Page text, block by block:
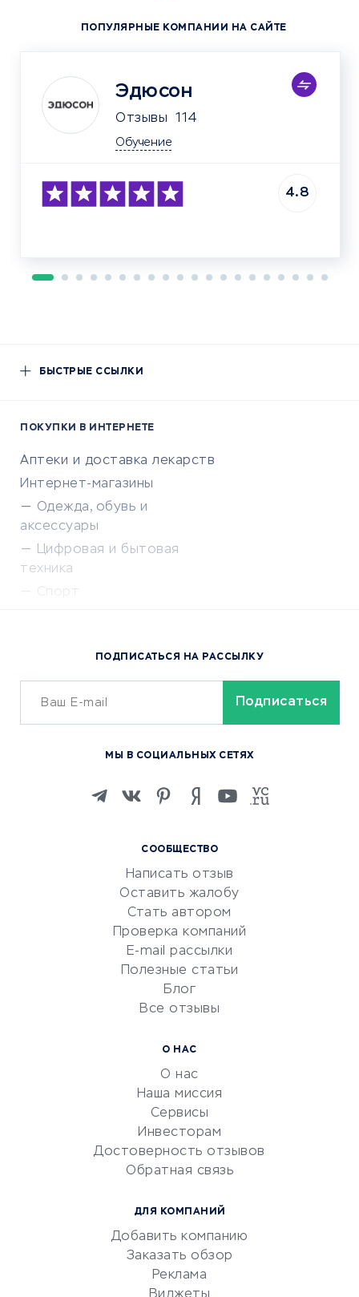
ПОПУЛЯРНЫЕ КОМПАНИИ НА САЙТЕ
Эдюсон
Отзывы 114
Обучение
4.8
БЫСТРЫЕ ССЫЛКИ
ПОКУПКИ В ИНТЕРНЕТЕ
Аптеки и доставка лекарств
Интернет-магазины
Одежда, обувь и
аксессуары
Цифровая и бытовая
техника
Спорт
Сервисы доставки
ОБУЧЕНИЕ И РАБОТА
Изучение иностранных
Маркетинг и продажи
Репетиторство
Красота и здоровье
Сервисы по поиску работы
Сетевой маркетинг
УСЛУГИ ДЛЯ БИЗНЕСА
документооборот
Юридические компании
Бухгалтерия онлайн
СООБЩЕСТВО
Написать отзыв
Оставить жалобу
Стать автором
Проверка компаний
E-mail рассылки
Полезные статьи
Блог
Все отзывы
О НАС
О нас
Наша миссия
Сервисы
Инвесторам
Достоверность отзывов
Обратная связь
ДЛЯ КОМПАНИЙ
Добавить компанию
Заказать обзор
Реклама
ПОДПИСАТЬСЯ НА РАССЫЛКУ
МЫ В СОЦИАЛЬНЫХ СЕТЯХ